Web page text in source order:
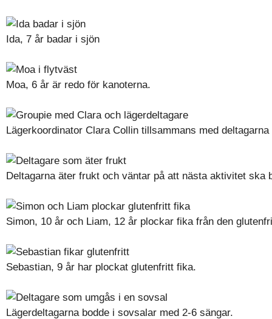
Ida, 7 år badar i sjön
Moa, 6 år är redo för kanoterna.
Lägerkoordinator Clara Collin tillsammans med
Deltagarna äter frukt och väntar på att nästa aktivitet ska
Simon, 10 år och Liam, 12 år plockar fika från den
Sebastian, 9 år har plockat glutenfritt fika.
Lägerdeltagarna bodde i sovsalar med 2-6 sängar.